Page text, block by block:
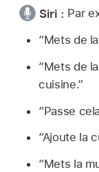
Siri : Par
“Mets de
“Mets de
cuisine.”
“Passe
“Ajoute la
“Mets la